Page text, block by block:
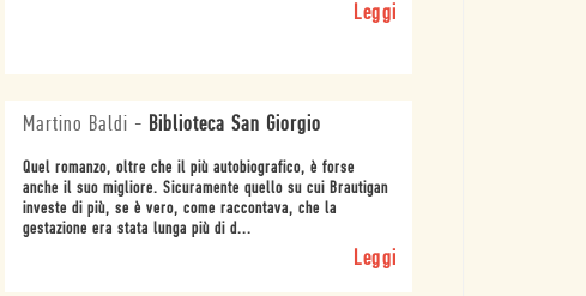
Leggi
Martino Baldi - Biblioteca San Giorgio
Quel romanzo, oltre che il più autobiografico, è forse
anche il suo migliore. Sicuramente quello su cui Brautigan
investe di più, se è vero, come raccontava, che la
gestazione era stata lunga più di d...
Leggi